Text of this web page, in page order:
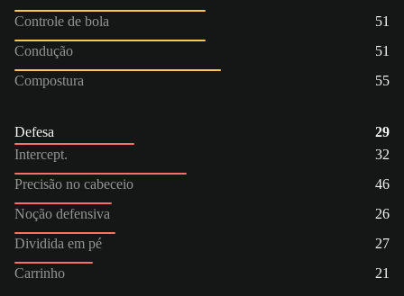
Controle de bola
51
Condução
51
Compostura
55
Defesa
29
Intercept.
32
Precisão no cabeceio
46
Noção defensiva
26
Dividida em pé
27
Carrinho
21